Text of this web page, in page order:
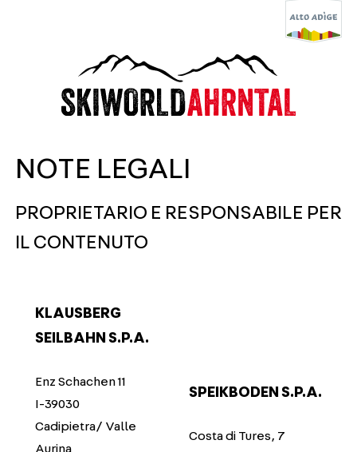
NOTE LEGALI
PROPRIETARIO E RESPONSABILE PER
IL CONTENUTO
KLAUSBERG
SEILBAHN S.P.A.
Enz Schachen 11
I-39030
Cadipietra/ Valle
Aurina
SPEIKBODEN S.P.A.
Costa di Tures, 7